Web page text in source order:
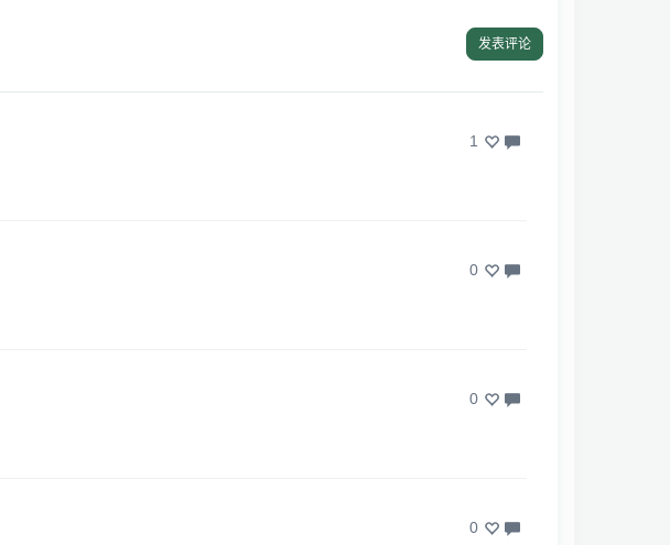
发表评论
1
0
0
0